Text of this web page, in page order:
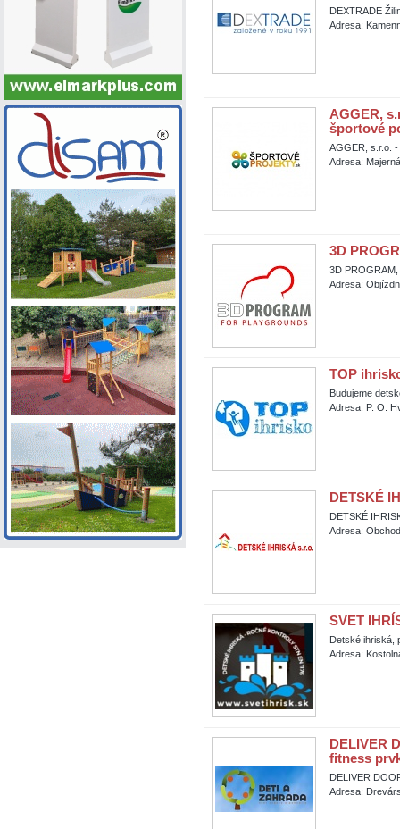
DEXTRADE
Adresa:
AGGER,
športové
AGGER, s.r.o.
Adresa:
3D
3D
Adresa:
TOP
Budujeme
Adresa: P. O.
DETSKÉ
DETSKÉ
Adresa:
SVET
Detské ihriská,
Adresa:
DELIVER
fitness
DELIVER
Adresa: